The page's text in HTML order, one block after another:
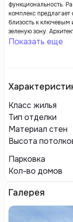
функциональность.
комплекс
близость к
зеленую зону.
зданий,
Показать еще
Класс жилья
Тип отделки
Материал стен
Высота
Парковка
Кол-во домов
Галерея